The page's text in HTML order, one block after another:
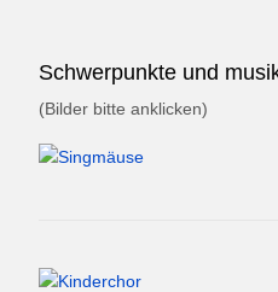
Schwerpunkte und
(Bilder bitte anklicken)